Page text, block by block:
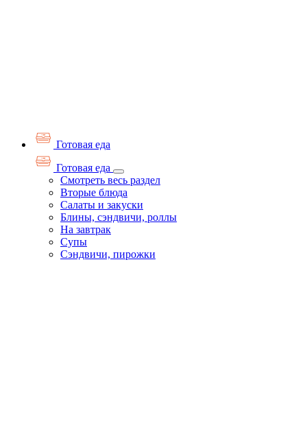
Готовая еда
Готовая еда
Смотреть весь раздел
Вторые блюда
Салаты и закуски
Блины, сэндвичи, роллы
На завтрак
Супы
Сэндвичи, пирожки